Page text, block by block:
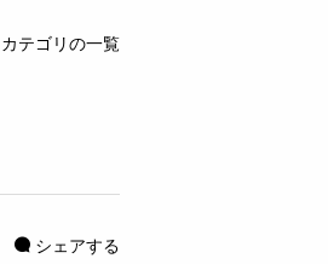
カテゴリの一覧
シェアする